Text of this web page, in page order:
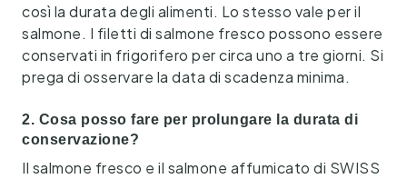
così la durata degli alimenti. Lo stesso vale per il
salmone. I filetti di salmone fresco possono essere
conservati in frigorifero per circa uno a tre giorni. Si
prega di osservare la data di scadenza minima.
2. Cosa posso fare per prolungare la durata di
conservazione?
Il salmone fresco e il salmone affumicato di SWISS